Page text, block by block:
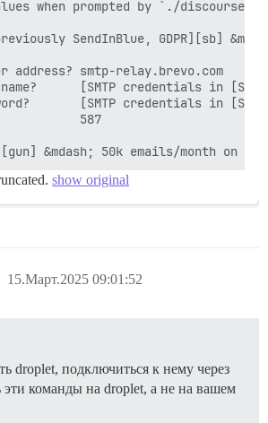
when prompted by `./
SendInBlue, GDPR][sb]
address? smtp-relay.brevo.com
[SMTP credentials in
[SMTP credentials in
587
show original
15.Март.2025 09:01:52
droplet, подключиться к нему через
команды на droplet, а не на вашем